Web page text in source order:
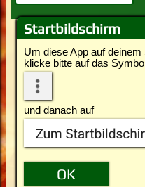
Startbildschirm
Um diese App auf
klicke bitte auf das Symbol
und danach auf